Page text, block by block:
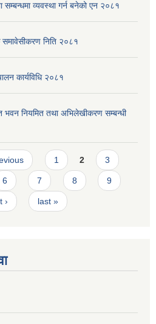
व्यवस्था गर्न बनेको एन २०८१
निति २०८१
कार्यविधि २०८१
भवन नियमित तथा अभिलेखीकरण सम्बन्धी
1 2 3
6 7 8 9
› last »